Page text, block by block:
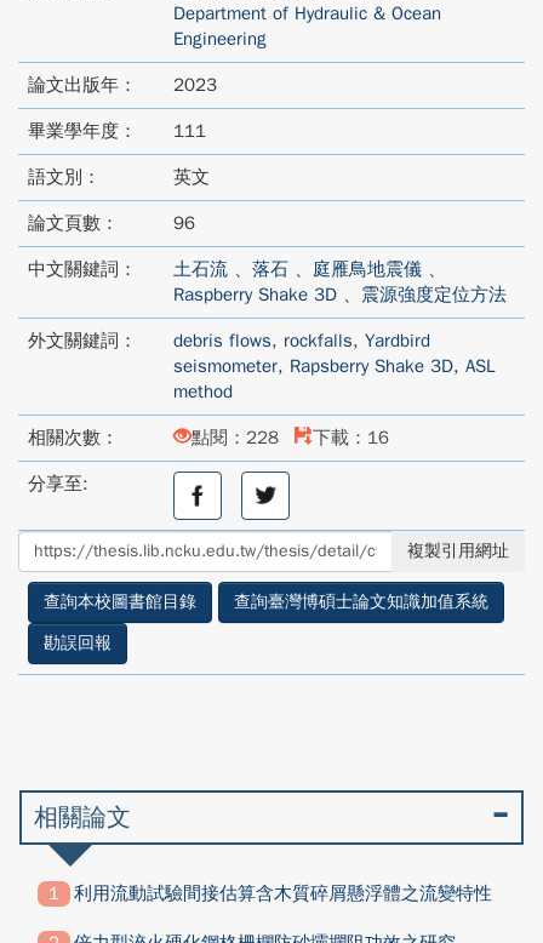
Department of Hydraulic & Ocean
Engineering
論文出版年： 2023
畢業學年度： 111
語文別： 英文
論文頁數： 96
中文關鍵詞： 土石流 、 落石 、 庭雁鳥地震儀 、
Raspberry Shake 3D 、 震源強度定位方法
外文關鍵詞： debris flows, rockfalls, Yardbird
seismometer, Rapsberry Shake 3D, ASL
method
相關次數： 點閱：228 下載：16
分享至:
分
至
facebook
分
享
至
twitter
複製引用網址
查詢本校圖書館目錄
查詢臺灣博碩士論文知識加值系統
勘誤回報
相關論文
利用流動試驗間接估算含木質碎屑懸浮體之流變特性